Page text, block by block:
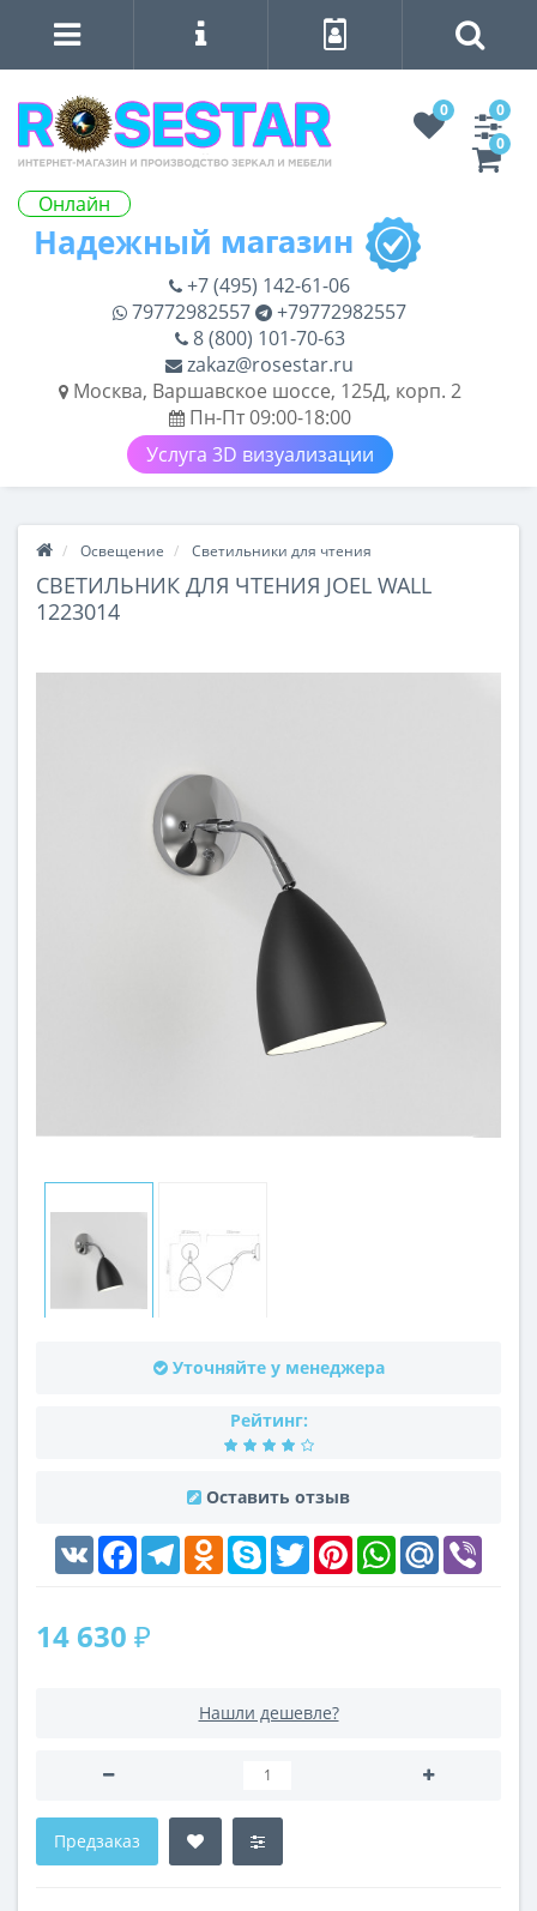
Онлайн
0
0
0
+7 (495) 142-61-06
79772982557
+79772982557
8 (800) 101-70-63
zakaz@rosestar.ru
Москва, Варшавское шоссе, 125Д, корп. 2
Пн-Пт 09:00-18:00
Услуга 3D визуализации
Освещение Светильники для чтения
СВЕТИЛЬНИК ДЛЯ ЧТЕНИЯ JOEL WALL
1223014
Уточняйте у менеджера
Рейтинг:
Оставить отзыв
VK FacebookTelegramOdnoklassniki
Skype Twitter PinterestWhatsAppMail.Ru
14 630 ₽
Нашли дешевле?
Предзаказ